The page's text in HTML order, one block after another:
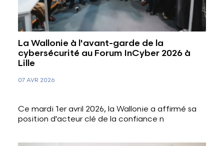
La Wallonie à l'avant-garde de la
cybersécurité au Forum InCyber 2026 à
Lille
07 AVR 2026
Ce mardi 1er avril 2026, la Wallonie a affirmé sa
position d'acteur clé de la confiance n